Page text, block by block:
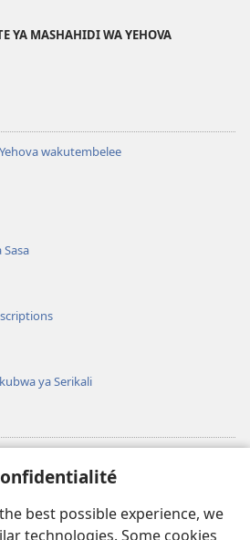
best possible experience, we
technologies. Some cookies
YA MASHAHIDI WA YEHOVA
wakutembelee
ya Serikali